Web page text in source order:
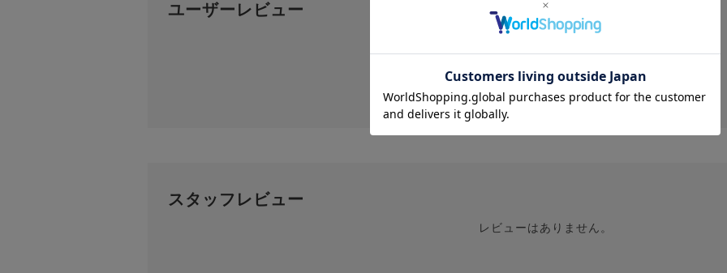
ユーザーレビュー
レビューはありません。
スタッフレビュー
レビューはありません。